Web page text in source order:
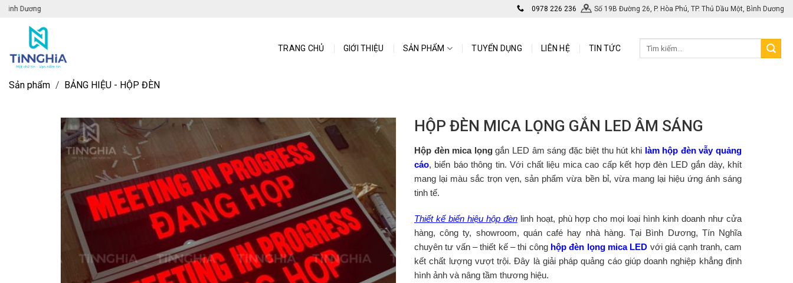
0978 226 236 Số 19B Đường 26, P. Hòa Phú, TP. Thủ Dầu Một, Bình Dương
TRANG CHỦ GIỚI THIỆU SẢN PHẨM TUYỂN DỤNG LIÊN HỆ TIN TỨC
Sản phẩm / BẢNG HIỆU - HỘP ĐÈN
HỘP ĐÈN MICA LỌNG GẮN LED ÂM SÁNG
Hộp đèn mica lọnggắn LED âm sáng đặc biệt thu hút khi làm hộp đèn vẫy quảng
cáo, biển báo thông tin. Với chất liệu mica cao cấp kết hợp đèn LED gắn dày, khít
mang lại màu sắc trọn vẹn, sản phẩm vừa bền bỉ, vừa mang lại hiệu ứng ánh sáng
tinh tế.
Thiết kế biển hiệu hộp đènlinh hoạt, phù hợp cho mọi loại hình kinh doanh như cửa
hàng, công ty, showroom, quán café hay nhà hàng. Tại Bình Dương, Tín Nghĩa
chuyên tư vấn – thiết kế – thi công hộp đèn lọng mica LED với giá cạnh tranh, cam
kết chất lượng vượt trội. Đây là giải pháp quảng cáo giúp doanh nghiệp khẳng định
hình ảnh và nâng tầm thương hiệu.